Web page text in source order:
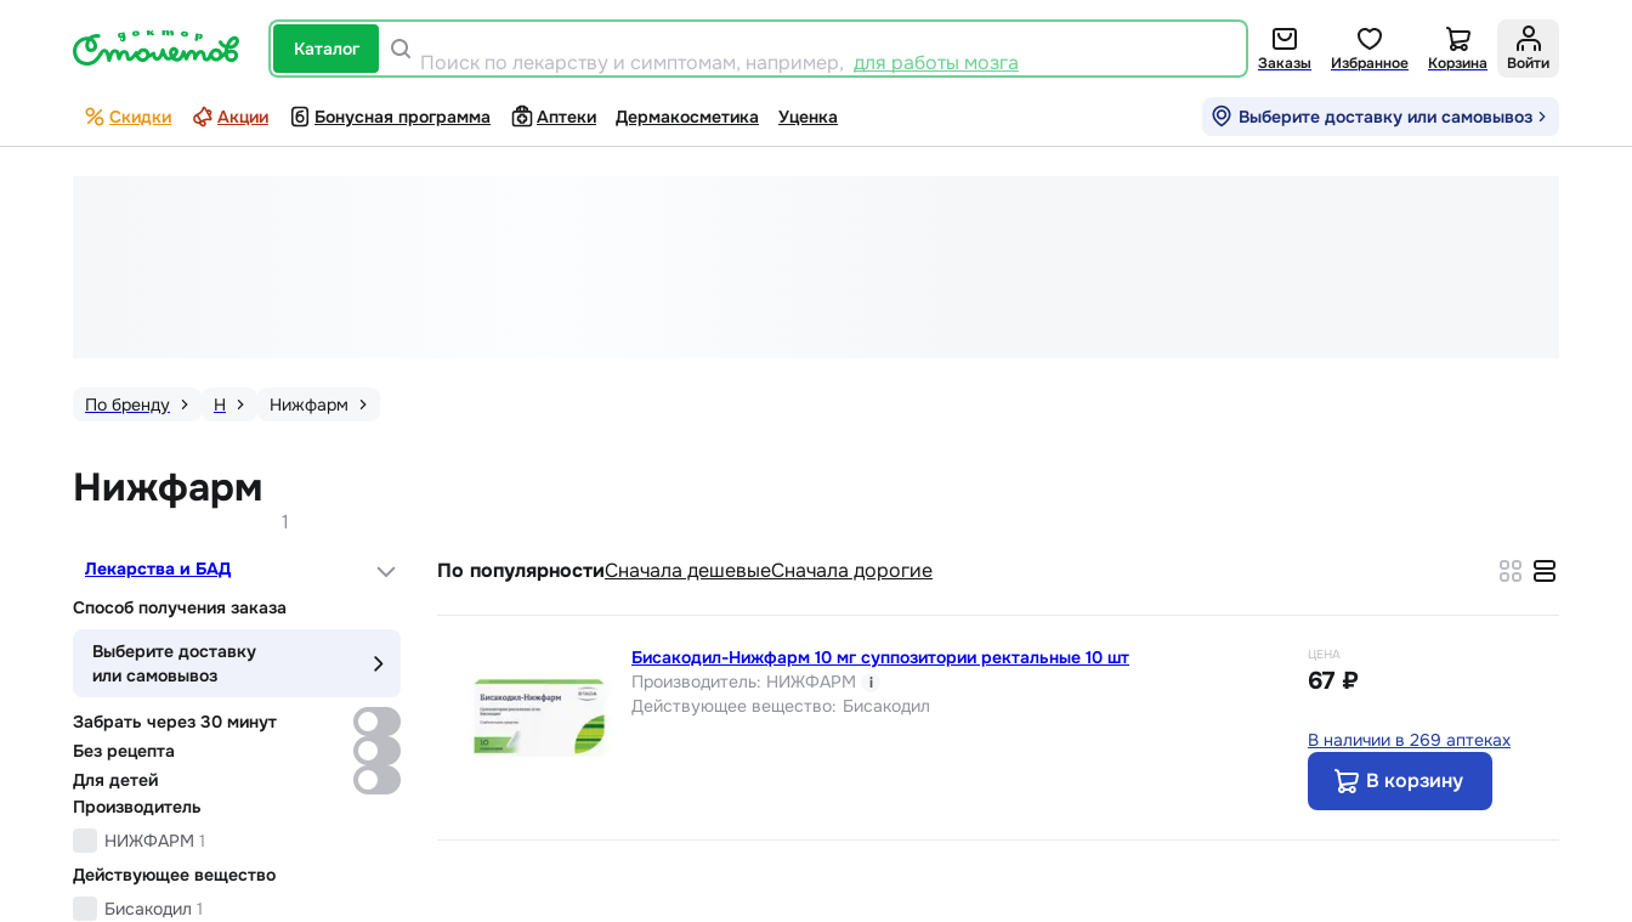
каталог
Поиск по лекарству и симптомам, например, для работы мозга Заказы Избранное Корзина Войти
Скидки Акции Бонусная программа Аптеки Дермакосметика Уценка Выберите доставку или самовывоз
По бренду Н Нижфарм
Нижфарм
1
Лекарства и БАД
Способ получения заказа
Выберите доставку
или самовывоз
Забрать через 30 минут
Без рецепта
Для детей
Производитель
НИЖФАРМ 1
Действующее вещество
Бисакодил 1
По популярностиCначала дешевыеCначала дорогие
Бисакодил-Нижфарм 10 мг суппозитории ректальные 10 шт
Производитель: НИЖФАРМ i
Действующее вещество: Бисакодил
ЦЕНА
67 ₽
В наличии в 269 аптеках
В корзину